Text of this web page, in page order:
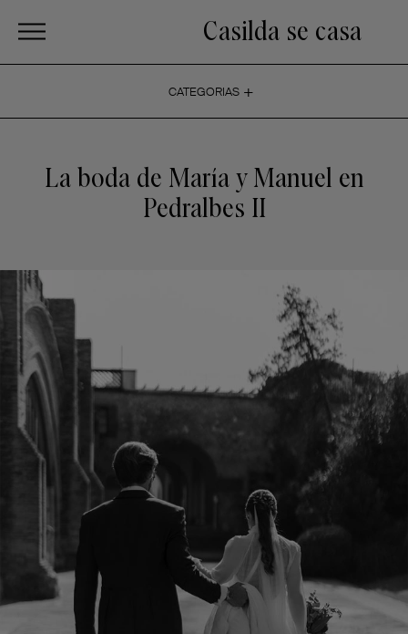
Casilda se casa
CATEGORIAS +
La boda de María y Manuel en
Pedralbes II